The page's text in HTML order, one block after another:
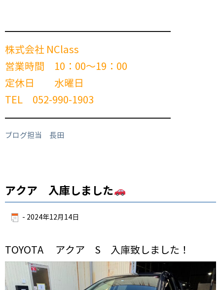
━━━━━━━━━━━━━━━━━━━━━━━━
株式会社 NClass
営業時間 10：00～19：00
定休日 水曜日
TEL 052-990-1903
━━━━━━━━━━━━━━━━━━━━━━━━
ブログ担当 長田
アクア 入庫しました
- 2024年12月14日
TOYOTA アクア S 入庫致しました！